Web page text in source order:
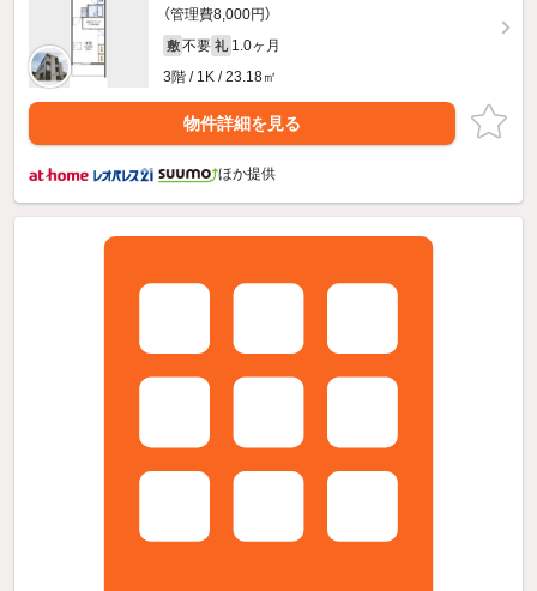
（管理費8,000円）
敷 不要 礼 1.0ヶ月
3階 / 1K / 23.18㎡
物件詳細を見る
ほか提供